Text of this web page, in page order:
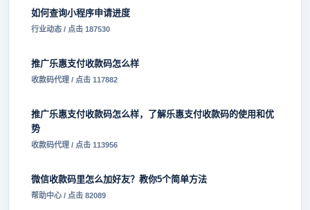
如何查询小程序申请进度
行业动态 / 点击 187530
推广乐惠支付收款码怎么样
收款码代理 / 点击 117882
推广乐惠支付收款码怎么样，了解乐惠支付收款码的使用和优
势
收款码代理 / 点击 113956
微信收款码里怎么加好友？教你5个简单方法
帮助中心 / 点击 82089